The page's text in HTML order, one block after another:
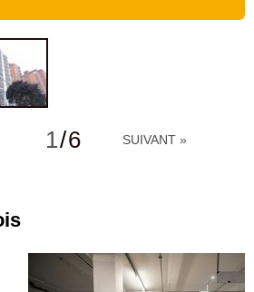
1/6 SUIVANT »